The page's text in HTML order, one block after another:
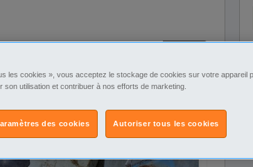
les cookies », vous acceptez le stockage de cookies sur votre appareil
son utilisation et contribuer à nos efforts de marketing.
Autoriser tous les cookies
des cookies